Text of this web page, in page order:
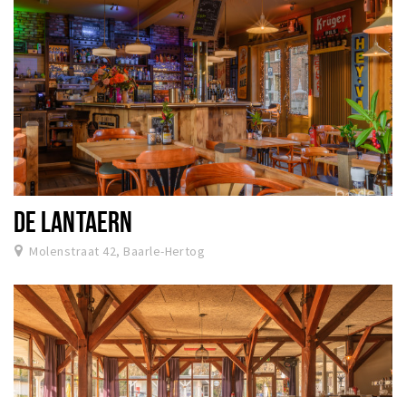
DE LANTAERN
Molenstraat 42, Baarle-Hertog